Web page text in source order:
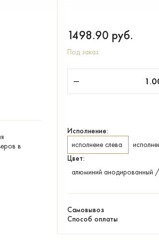
в
1498.90 руб.
Под заказ
Исполнение:
исполнеие слева
Цвет:
алюминий анодированный
Самовывоз
Способ оплаты